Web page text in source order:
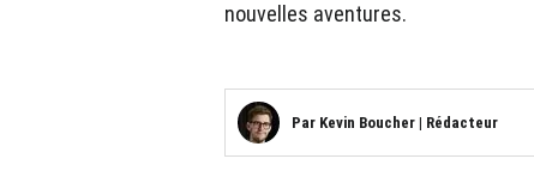
nouvelles aventures.
Par Kevin Boucher | Rédacteur